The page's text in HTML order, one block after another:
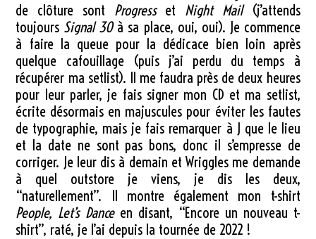
de clôture sont Progresset Night Mail(j’attends
toujours Signal 30à sa place, oui, oui). Je commence
à faire la queue pour la dédicace bien loin après
quelque cafouillage (puis j’ai perdu du temps à
récupérer ma setlist). Il me faudra près de deux heures
pour leur parler, je fais signer mon CD et ma setlist,
écrite désormais en majuscules pour éviter les fautes
de typographie, mais je fais remarquer à J que le lieu
et la date ne sont pas bons, donc il s’empresse de
corriger. Je leur dis à demain et Wriggles me demande
à quel outstore je viens, je dis les deux,
“naturellement”. Il montre également mon t-shirt
People, Let’s Danceen disant, “Encore un nouveau t-
shirt”, raté, je l’ai depuis la tournée de 2022 !